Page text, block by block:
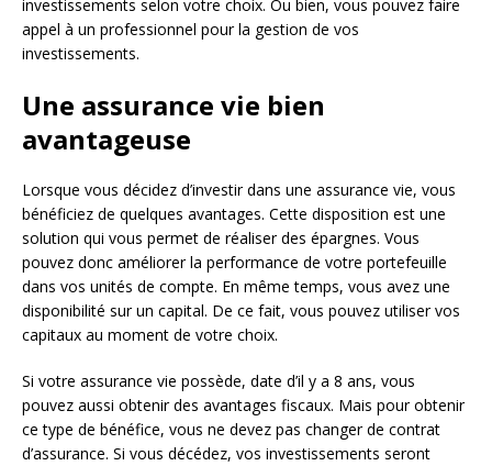
investissements selon votre choix. Ou bien, vous pouvez faire
appel à un professionnel pour la gestion de vos
investissements.
Une assurance vie bien
avantageuse
Lorsque vous décidez d’investir dans une assurance vie, vous
bénéficiez de quelques avantages. Cette disposition est une
solution qui vous permet de réaliser des épargnes. Vous
pouvez donc améliorer la performance de votre portefeuille
dans vos unités de compte. En même temps, vous avez une
disponibilité sur un capital. De ce fait, vous pouvez utiliser vos
capitaux au moment de votre choix.
Si votre assurance vie possède, date d’il y a 8 ans, vous
pouvez aussi obtenir des avantages fiscaux. Mais pour obtenir
ce type de bénéfice, vous ne devez pas changer de contrat
d’assurance. Si vous décédez, vos investissements seront